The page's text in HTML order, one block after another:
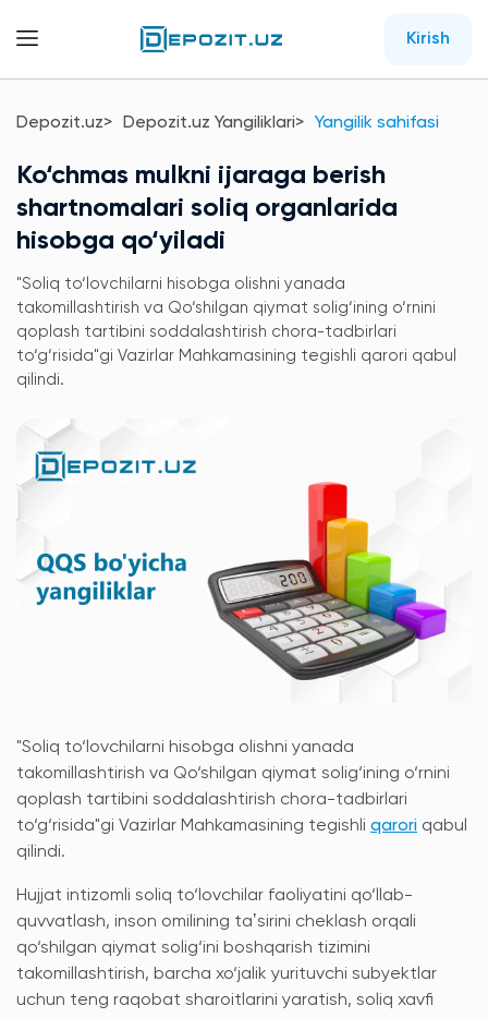
Kirish
Depozit.uz Depozit.uz Yangiliklari Yangilik sahifasi
Ko‘chmas mulkni ijaraga berish
shartnomalari soliq organlarida
hisobga qo‘yiladi
"Soliq to‘lovchilarni hisobga olishni yanada
takomillashtirish va Qo‘shilgan qiymat solig‘ining o‘rnini
qoplash tartibini soddalashtirish chora-tadbirlari
to‘g‘risida"gi Vazirlar Mahkamasining tegishli qarori qabul
qilindi.
"Soliq to‘lovchilarni hisobga olishni yanada
takomillashtirish va Qo‘shilgan qiymat solig‘ining o‘rnini
qoplash tartibini soddalashtirish chora-tadbirlari
to‘g‘risida"gi Vazirlar Mahkamasining tegishli qarori qabul
qilindi.
Hujjat intizomli soliq to‘lovchilar faoliyatini qo‘llab-
quvvatlash, inson omilining taʼsirini cheklash orqali
qo‘shilgan qiymat solig‘ini boshqarish tizimini
takomillashtirish, barcha xo‘jalik yurituvchi subyektlar
uchun teng raqobat sharoitlarini yaratish, soliq xavfi